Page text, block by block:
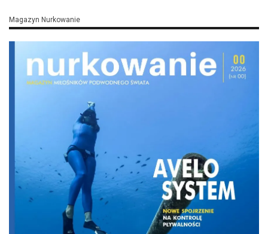
Magazyn Nurkowanie